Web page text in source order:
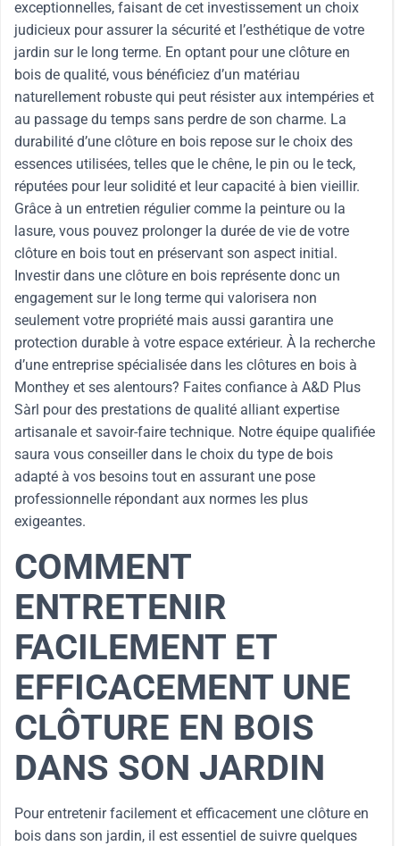
exceptionnelles, faisant de cet investissement un choix
judicieux pour assurer la sécurité et l’esthétique de votre
jardin sur le long terme. En optant pour une clôture en
bois de qualité, vous bénéficiez d’un matériau
naturellement robuste qui peut résister aux intempéries et
au passage du temps sans perdre de son charme. La
durabilité d’une clôture en bois repose sur le choix des
essences utilisées, telles que le chêne, le pin ou le teck,
réputées pour leur solidité et leur capacité à bien vieillir.
Grâce à un entretien régulier comme la peinture ou la
lasure, vous pouvez prolonger la durée de vie de votre
clôture en bois tout en préservant son aspect initial.
Investir dans une clôture en bois représente donc un
engagement sur le long terme qui valorisera non
seulement votre propriété mais aussi garantira une
protection durable à votre espace extérieur. À la recherche
d’une entreprise spécialisée dans les clôtures en bois à
Monthey et ses alentours? Faites confiance à A&D Plus
Sàrl pour des prestations de qualité alliant expertise
artisanale et savoir-faire technique. Notre équipe qualifiée
saura vous conseiller dans le choix du type de bois
adapté à vos besoins tout en assurant une pose
professionnelle répondant aux normes les plus
exigeantes.
COMMENT
ENTRETENIR
FACILEMENT ET
EFFICACEMENT UNE
CLÔTURE EN BOIS
DANS SON JARDIN
Pour entretenir facilement et efficacement une clôture en
bois dans son jardin, il est essentiel de suivre quelques